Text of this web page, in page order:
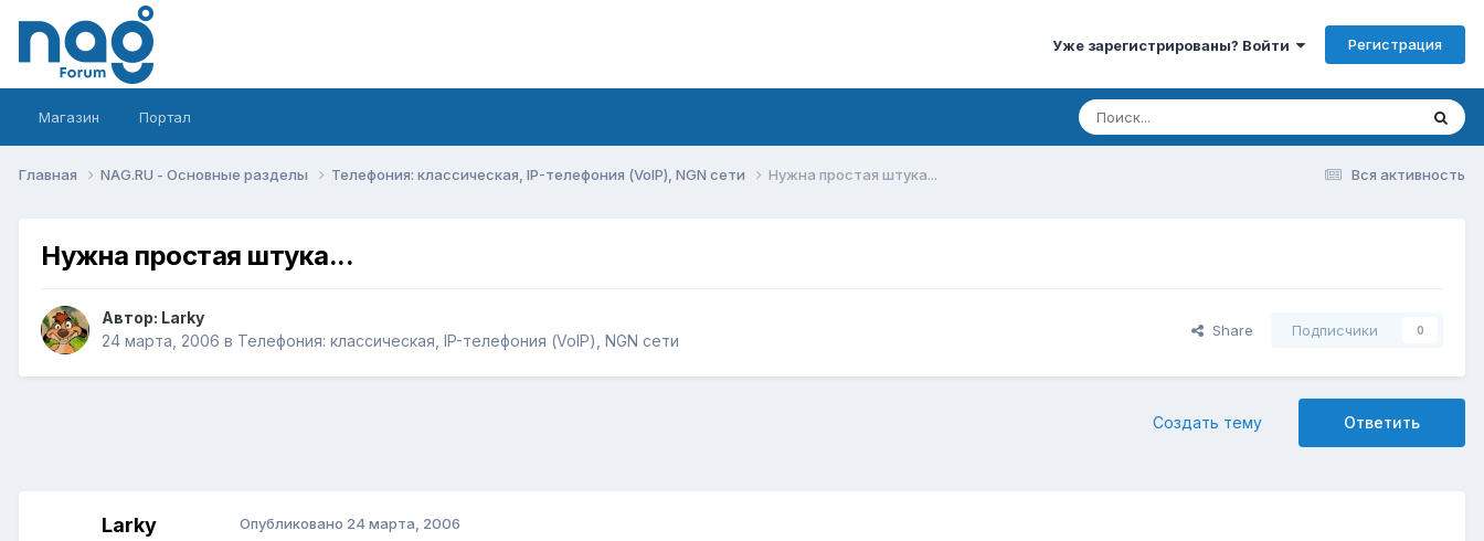
Уже зарегистрированы? Войти Регистрация
Магазин Портал
Вся активность
Главная NAG.RU - Основные разделы Телефония: классическая, IP-телефония (VoIP), NGN сети Нужна простая штука...
Нужна простая штука...
Автор: Larky
24 марта, 2006 в Телефония: классическая, IP-телефония (VoIP), NGN сети
Share Подписчики 0
Ответить
Создать тему
Larky Опубликовано 24 марта, 2006